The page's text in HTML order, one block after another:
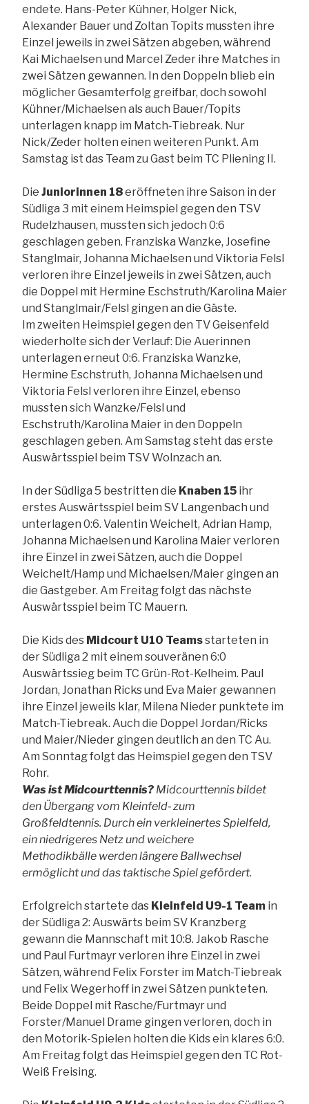
endete. Hans-Peter Kühner, Holger Nick,
Alexander Bauer und Zoltan Topits mussten ihre
Einzel jeweils in zwei Sätzen abgeben, während
Kai Michaelsen und Marcel Zeder ihre Matches in
zwei Sätzen gewannen. In den Doppeln blieb ein
möglicher Gesamterfolg greifbar, doch sowohl
Kühner/Michaelsen als auch Bauer/Topits
unterlagen knapp im Match‑Tiebreak. Nur
Nick/Zeder holten einen weiteren Punkt. Am
Samstag ist das Team zu Gast beim TC Pliening II.
Die Juniorinnen 18eröffneten ihre Saison in der
Südliga 3 mit einem Heimspiel gegen den TSV
Rudelzhausen, mussten sich jedoch 0:6
geschlagen geben. Franziska Wanzke, Josefine
Stanglmair, Johanna Michaelsen und Viktoria Felsl
verloren ihre Einzel jeweils in zwei Sätzen, auch
die Doppel mit Hermine Eschstruth/Karolina Maier
und Stanglmair/Felsl gingen an die Gäste.
Im zweiten Heimspiel gegen den TV Geisenfeld
wiederholte sich der Verlauf: Die Auerinnen
unterlagen erneut 0:6. Franziska Wanzke,
Hermine Eschstruth, Johanna Michaelsen und
Viktoria Felsl verloren ihre Einzel, ebenso
mussten sich Wanzke/Felsl und
Eschstruth/Karolina Maier in den Doppeln
geschlagen geben. Am Samstag steht das erste
Auswärtsspiel beim TSV Wolnzach an.
In der Südliga 5 bestritten die Knaben 15 ihr
erstes Auswärtsspiel beim SV Langenbach und
unterlagen 0:6. Valentin Weichelt, Adrian Hamp,
Johanna Michaelsen und Karolina Maier verloren
ihre Einzel in zwei Sätzen, auch die Doppel
Weichelt/Hamp und Michaelsen/Maier gingen an
die Gastgeber. Am Freitag folgt das nächste
Auswärtsspiel beim TC Mauern.
Die Kids des Midcourt U10 Teamsstarteten in
der Südliga 2 mit einem souveränen 6:0
Auswärtssieg beim TC Grün-Rot-Kelheim. Paul
Jordan, Jonathan Ricks und Eva Maier gewannen
ihre Einzel jeweils klar, Milena Nieder punktete im
Match-Tiebreak. Auch die Doppel Jordan/Ricks
und Maier/Nieder gingen deutlich an den TC Au.
Am Sonntag folgt das Heimspiel gegen den TSV
Rohr.
Was ist Midcourttennis? Midcourttennis bildet
den Übergang vom Kleinfeld‑ zum
Großfeldtennis. Durch ein verkleinertes Spielfeld,
ein niedrigeres Netz und weichere
Methodikbälle werden längere Ballwechsel
ermöglicht und das taktische Spiel gefördert.
Erfolgreich startete das Kleinfeld U9-1 Team in
der Südliga 2: Auswärts beim SV Kranzberg
gewann die Mannschaft mit 10:8. Jakob Rasche
und Paul Furtmayr verloren ihre Einzel in zwei
Sätzen, während Felix Forster im Match-Tiebreak
und Felix Wegerhoff in zwei Sätzen punkteten.
Beide Doppel mit Rasche/Furtmayr und
Forster/Manuel Drame gingen verloren, doch in
den Motorik-Spielen holten die Kids ein klares 6:0.
Am Freitag folgt das Heimspiel gegen den TC Rot-
Weiß Freising.